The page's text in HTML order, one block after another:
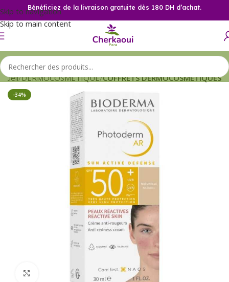
Skip to navigation
Skip to main content
Bénéficiez de la livraison gratuite dès 180 DH d’achat.
DERMOCOSMETIQUE COFFRETS DERMOCOSMETIQUES
-34%
Click to enlarge